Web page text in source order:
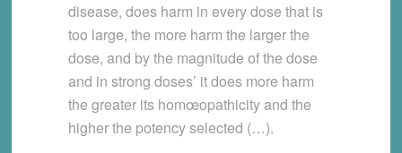
disease, does harm in every dose that is
too large, the more harm the larger the
dose, and by the magnitude of the dose
and in strong doses’ it does more harm
the greater its homœopathicity and the
higher the potency selected (…).